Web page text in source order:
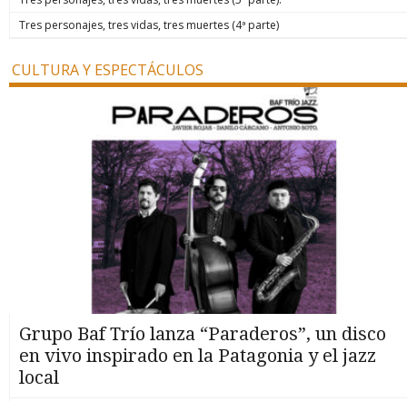
Tres personajes, tres vidas, tres muertes (4ª parte)
CULTURA Y ESPECTÁCULOS
Grupo Baf Trío lanza “Paraderos”, un disco
en vivo inspirado en la Patagonia y el jazz
local